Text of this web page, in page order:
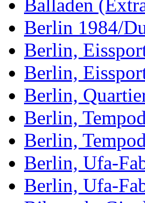
Balladen
Berlin 1984/
Berlin,
Berlin,
Berlin,
Berlin,
Berlin,
Berlin, Ufa-
Berlin, Ufa-